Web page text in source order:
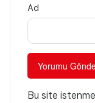
Ad
Bu site